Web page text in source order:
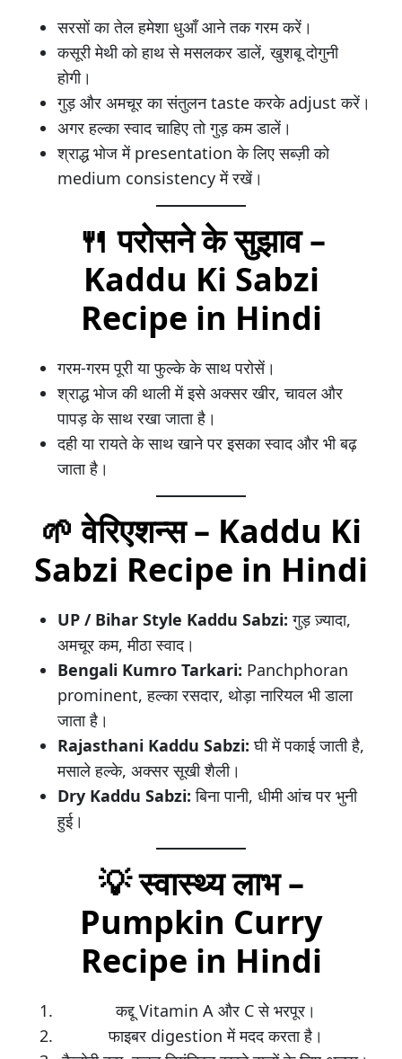
सरसों का तेल हमेशा धुआँ आने तक गरम करें।
कसूरी मेथी को हाथ से मसलकर डालें, खुशबू दोगुनी
होगी।
गुड़ और अमचूर का संतुलन taste करके adjust करें।
अगर हल्का स्वाद चाहिए तो गुड़ कम डालें।
श्राद्ध भोज में presentation के लिए सब्ज़ी को
medium consistency में रखें।
🍴 परोसने के सुझाव –
Kaddu Ki Sabzi
Recipe in Hindi
गरम-गरम पूरी या फुल्के के साथ परोसें।
श्राद्ध भोज की थाली में इसे अक्सर खीर, चावल और
पापड़ के साथ रखा जाता है।
दही या रायते के साथ खाने पर इसका स्वाद और भी बढ़
जाता है।
🌱 वेरिएशन्स – Kaddu Ki
Sabzi Recipe in Hindi
UP / Bihar Style Kaddu Sabzi: गुड़ ज़्यादा,
अमचूर कम, मीठा स्वाद।
Bengali Kumro Tarkari: Panchphoran
prominent, हल्का रसदार, थोड़ा नारियल भी डाला
जाता है।
Rajasthani Kaddu Sabzi: घी में पकाई जाती है,
मसाले हल्के, अक्सर सूखी शैली।
Dry Kaddu Sabzi: बिना पानी, धीमी आंच पर भुनी
हुई।
💡 स्वास्थ्य लाभ –
Pumpkin Curry
Recipe in Hindi
कद्दू Vitamin A और C से भरपूर।
फाइबर digestion में मदद करता है।